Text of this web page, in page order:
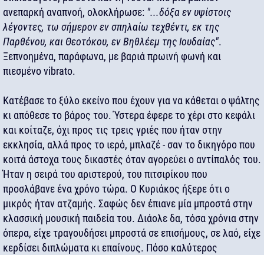
ανεπαρκή αναπνοή, ολοκλήρωσε: "...δόξα εν υψίστοις
λέγοντες, τω σήμερον εν σπηλαίω τεχθέντι, εκ της
Παρθένου, και Θεοτόκου, εν Βηθλέεμ της Ιουδαίας".
Ξεπνοημένα, παράφωνα, με βαριά πρωινή φωνή και
πιεσμένο vibrato.
Κατέβασε το ξύλο εκείνο που έχουν για να κάθεται ο ψάλτης
κι απόθεσε το βάρος του. Ύστερα έφερε το χέρι στο κεφάλι
και κοίταζε, όχι προς τις τρεις γριές που ήταν στην
εκκλησία, αλλά προς το ιερό, μπλαζέ - σαν το δικηγόρο που
κοιτά άστοχα τους δικαστές όταν αγορεύει ο αντίπαλός του.
Ήταν η σειρά του αριστερού, του πιτσιρίκου που
προσλάβανε ένα χρόνο τώρα. Ο Κυριάκος ήξερε ότι ο
μικρός ήταν ατζαμής. Σαφώς δεν έπιανε μία μπροστά στην
κλασσική μουσική παιδεία του. Διάολε δα, τόσα χρόνια στην
όπερα, είχε τραγουδήσει μπροστά σε επισήμους, σε λαό, είχε
κερδίσει διπλώματα κι επαίνους. Πόσο καλύτερος